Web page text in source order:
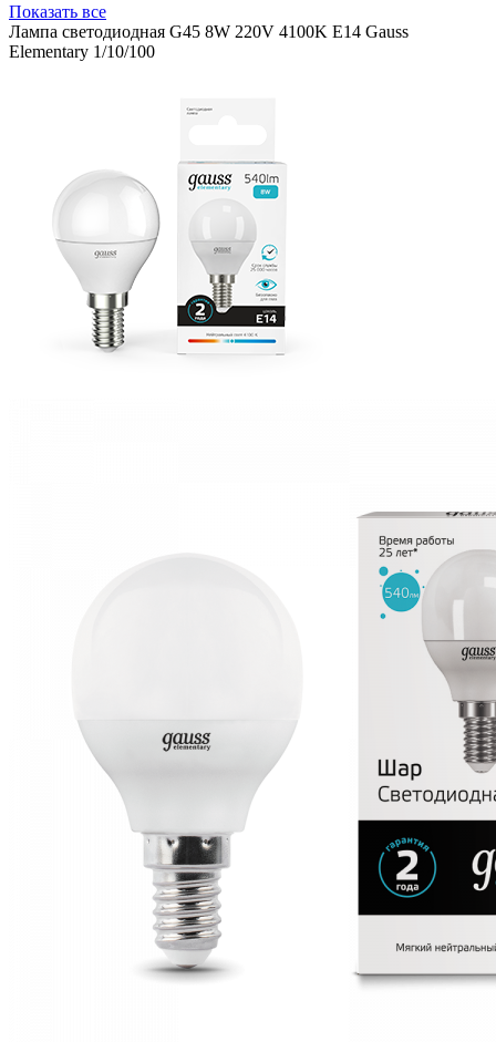
Показать все
Лампа светодиодная G45 8W 220V 4100K E14 Gauss
Elementary 1/10/100